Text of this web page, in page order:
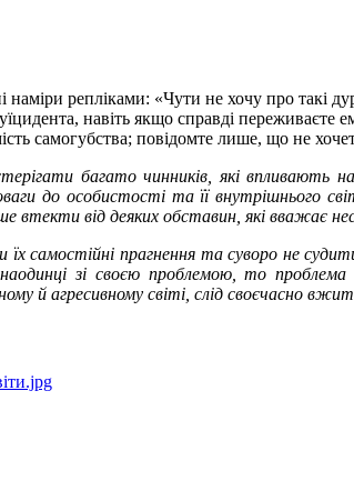
наміри репліками: «Чути не хочу про такі
навіть якщо справді переживаєте
самогубства; повідомте лише, що не
багато чинників, які впливають на
до особистості та її внутрішнього
втекти від деяких обставин, які вважає
самостійні прагнення та суворо не
зі своєю проблемою, то
й агресивному світі, слід своєчасно